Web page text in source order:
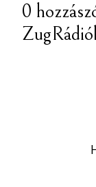
0